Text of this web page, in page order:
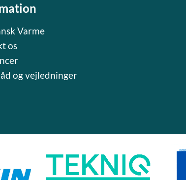
Varme
os
og vejledninger